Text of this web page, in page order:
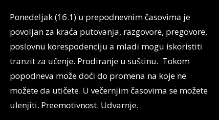
Ponedeljak (16.1) u prepodnevnim časovima je
povoljan za kraća putovanja, razgovore, pregovore,
poslovnu korespodenciju a mladi mogu iskoristiti
tranzit za učenje. Prodiranje u suštinu. Tokom
popodneva može doći do promena na koje ne
možete da utičete. U večernjim časovima se možete
ulenjiti. Preemotivnost. Udvarnje.